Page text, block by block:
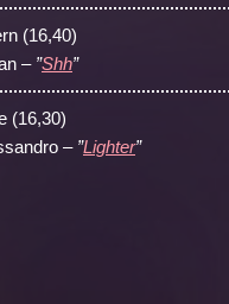
(16,40)
– ”Shh”
(16,30)
– ”Lighter”